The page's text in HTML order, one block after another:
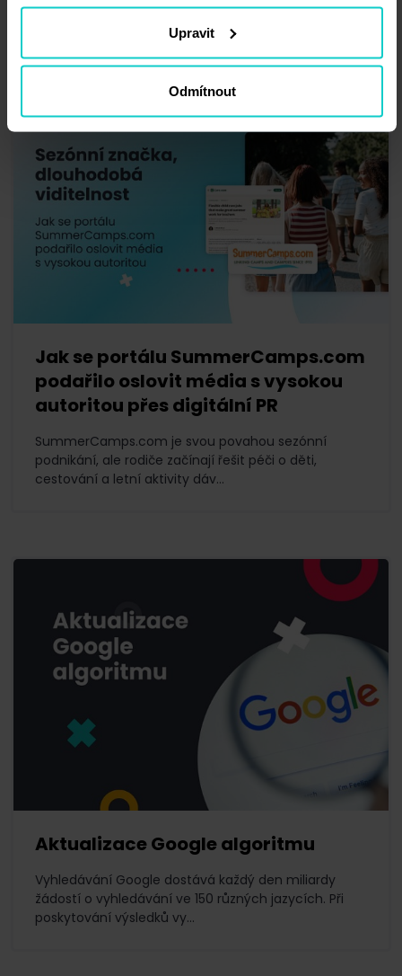
Upravit
Odmítnout
marketingu & SEO
Jak se portálu SummerCamps.com
podařilo oslovit média s vysokou
autoritou přes digitální PR
SummerCamps.com je svou povahou sezónní
podnikání, ale rodiče začínají řešit péči o děti,
cestování a letní aktivity dáv...
Aktualizace Google algoritmu
Vyhledávání Google dostává každý den miliardy
žádostí o vyhledávání ve 150 různých jazycích. Při
poskytování výsledků vy...